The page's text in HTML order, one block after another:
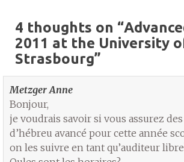
4 thoughts on “
2011 at the University
Strasbourg”
Metzger Anne
Bonjour,
je voudrais savoir si vous assurez
d’hébreu avancé pour cette année
on les suivre en tant qu’auditeur